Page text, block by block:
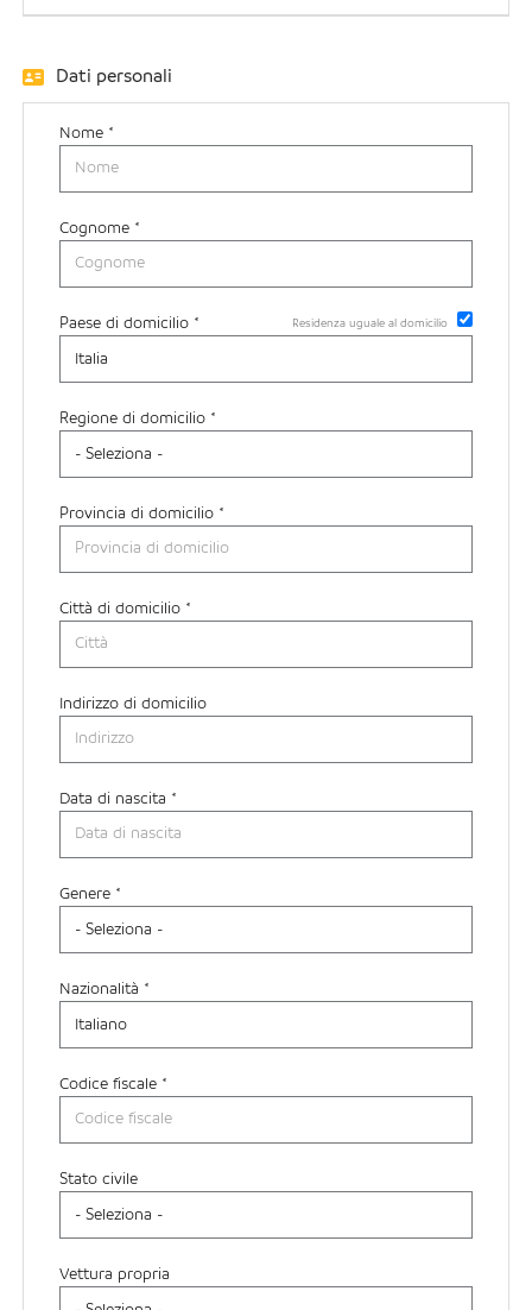
IT
DE
PT
Dati personali
Nome *
Cognome *
Paese di domicilio * Residenza uguale al domicilio
Regione di domicilio *
Provincia di domicilio *
Città di domicilio *
Indirizzo di domicilio
Data di nascita *
Genere *
Nazionalità *
Codice fiscale *
Stato civile
Vettura propria